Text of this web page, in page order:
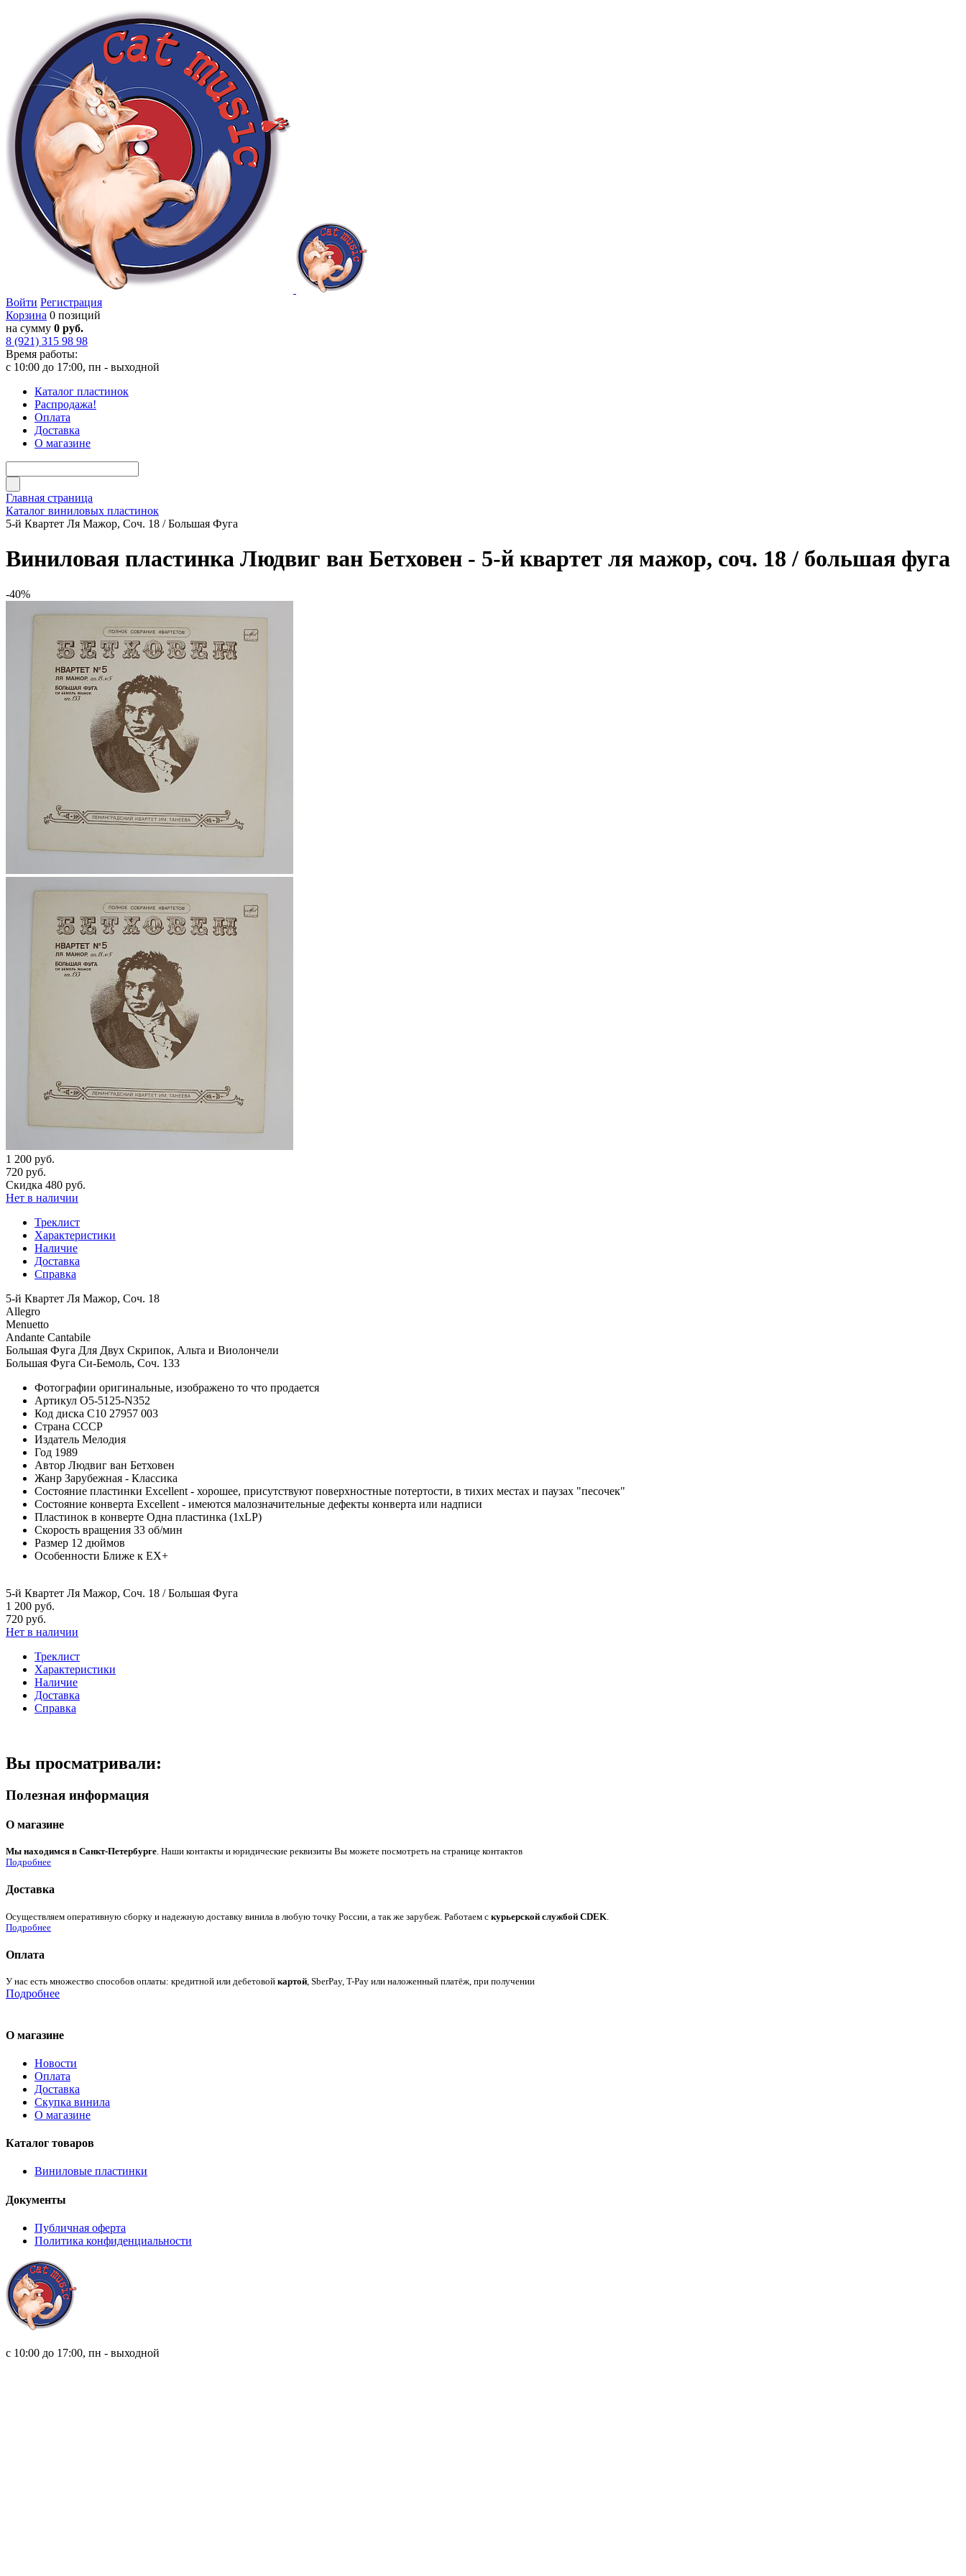
Войти Регистрация
Корзина 0 позиций
на сумму 0 руб.
8 (921) 315 98 98
Время работы:
с 10:00 до 17:00, пн - выходной
Каталог пластинок
Распродажа!
Оплата
Доставка
О магазине
Главная страница
Каталог виниловых пластинок
5-й Квартет Ля Мажор, Соч. 18 / Большая Фуга
Виниловая пластинка Людвиг ван Бетховен - 5-й квартет ля мажор, соч. 18 / большая фуга
-40%
1 200 руб.
720 руб.
Скидка 480 руб.
Нет в наличии
Треклист
Характеристики
Наличие
Доставка
Справка
5-й Квартет Ля Мажор, Соч. 18
Allegro
Menuetto
Andante Cantabile
Большая Фуга Для Двух Скрипок, Альта и Виолончели
Большая Фуга Си-Бемоль, Соч. 133
Фотографии оригинальные, изображено то что продается
Артикул O5-5125-N352
Код диска С10 27957 003
Страна СССР
Издатель Мелодия
Год 1989
Автор Людвиг ван Бетховен
Жанр Зарубежная - Классика
Состояние пластинки Excellent - хорошее, присутствуют поверхностные потертости, в тихих местах и паузах "песочек"
Состояние конверта Excellent - имеются малозначительные дефекты конверта или надписи
Пластинок в конверте Одна пластинка (1xLP)
Скорость вращения 33 об/мин
Размер 12 дюймов
Особенности Ближе к EX+
5-й Квартет Ля Мажор, Соч. 18 / Большая Фуга
1 200 руб.
720 руб.
Нет в наличии
Треклист
Характеристики
Наличие
Доставка
Справка
Вы просматривали:
Полезная информация
О магазине
Мы находимся в Санкт-Петербурге. Наши контакты и юридические реквизиты Вы можете посмотреть на странице контактов
Подробнее
Доставка
Осуществляем оперативную сборку и надежную доставку винила в любую точку России, а так же зарубеж. Работаем с курьерской службой CDEK
Подробнее
Оплата
У нас есть множество способов оплаты: кредитной или дебетовой картой, SberPay, T-Pay или наложенный платёж, при получении
Подробнее
О магазине
Новости
Оплата
Доставка
Скупка винила
О магазине
Каталог товаров
Виниловые пластинки
Документы
Публичная оферта
Политика конфиденциальности
с 10:00 до 17:00, пн - выходной